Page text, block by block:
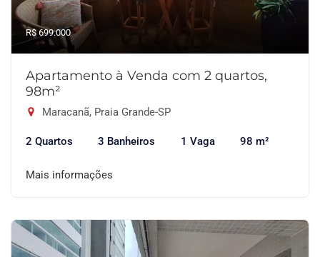
R$ 699.000
Apartamento à Venda com 2 quartos,
98m²
Maracanã, Praia Grande-SP
2 Quartos 3 Banheiros 1 Vaga 98 m²
Mais informações